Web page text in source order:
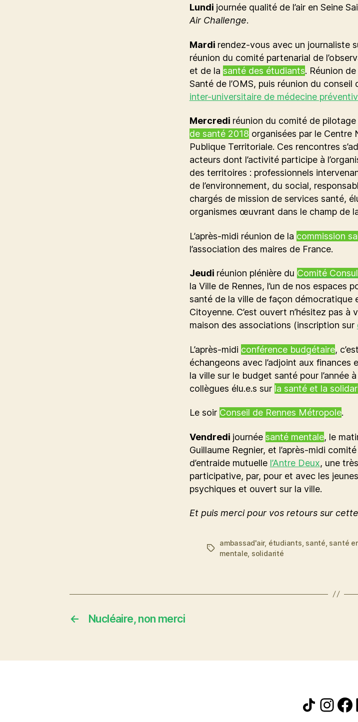
Lundi journée qualité de l’air en Seine
Air Challenge.
Mardi rendez-vous avec un journaliste
réunion du comité partenarial de
et de la santé des étudiants. Réunion
Santé de l’OMS, puis réunion du
inter-universitaire de médecine
Mercredi réunion du comité de pilotage
de santé 2018 organisées par le Centre
Publique Territoriale. Ces rencontres
acteurs dont l’activité participe à
des territoires : professionnels
de l’environnement, du social,
chargés de mission de services santé,
organismes œuvrant dans le champ de
L’après-midi réunion de la commission
l’association des maires de France.
Jeudi réunion plénière du Comité
la Ville de Rennes, l’un de nos espaces
santé de la ville de façon démocratique
Citoyenne. C’est ouvert n’hésitez pas à
maison des associations (inscription sur
L’après-midi conférence budgétaire,
échangeons avec l’adjoint aux finances
la ville sur le budget santé pour l’année
collègues élu.e.s sur la santé et la
Le soir Conseil de Rennes Métropole.
Vendredi journée santé mentale, le
Guillaume Regnier, et l’après-midi
d’entraide mutuelle l’Antre Deux, une
participative, par, pour et avec les
psychiques et ouvert sur la ville.
Et puis merci pour vos retours sur
Étiquettes
ambassad'air, étudiants santé santé
mentale solidarité
← Nucléaire, non merci
Icône de